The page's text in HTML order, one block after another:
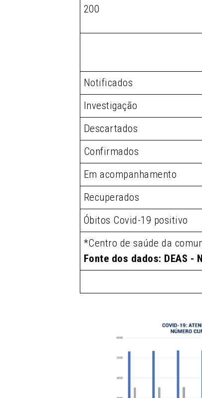
200
Notificados
Investigação
Descartados
Confirmados
Em acompanhamento
Recuperados
Óbitos Covid-19 positivo
*Centro de saúde da
Fonte dos dados: DEAS -